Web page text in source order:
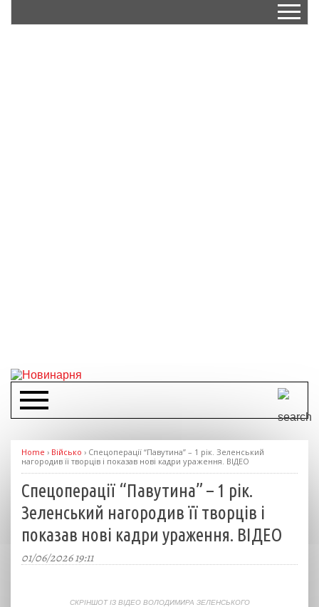
Home › Військо › Спецоперації “Павутина” – 1 рік. Зеленський
нагородив її творців і показав нові кадри ураження. ВІДЕО
Спецоперації “Павутина” – 1 рік.
Зеленський нагородив її творців і
показав нові кадри ураження. ВІДЕО
01/06/2026 19:11
СКРІНШОТ ІЗ ВІДЕО ВОЛОДИМИРА ЗЕЛЕНСЬКОГО